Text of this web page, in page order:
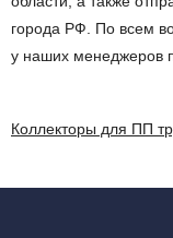
города РФ. По всем
у наших менеджеров
Коллекторы для ПП